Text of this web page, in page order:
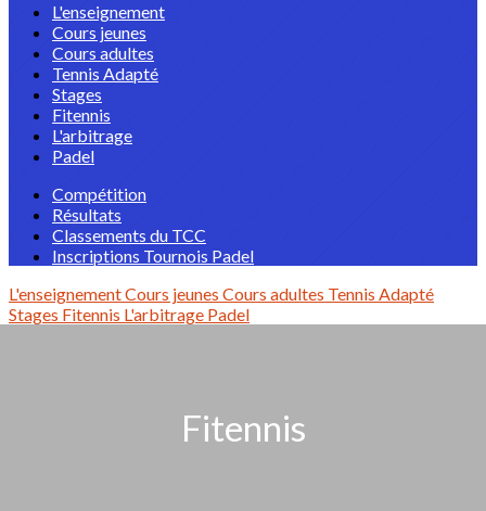
L'enseignement
Cours jeunes
Cours adultes
Tennis Adapté
Stages
Fitennis
L'arbitrage
Padel
Compétition
Résultats
Classements du TCC
Inscriptions Tournois Padel
L'enseignementCours jeunes Cours adultes Tennis Adapté
Stages Fitennis L'arbitrage Padel
Fitennis